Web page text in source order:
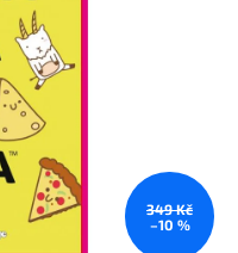
349 Kč
–10 %